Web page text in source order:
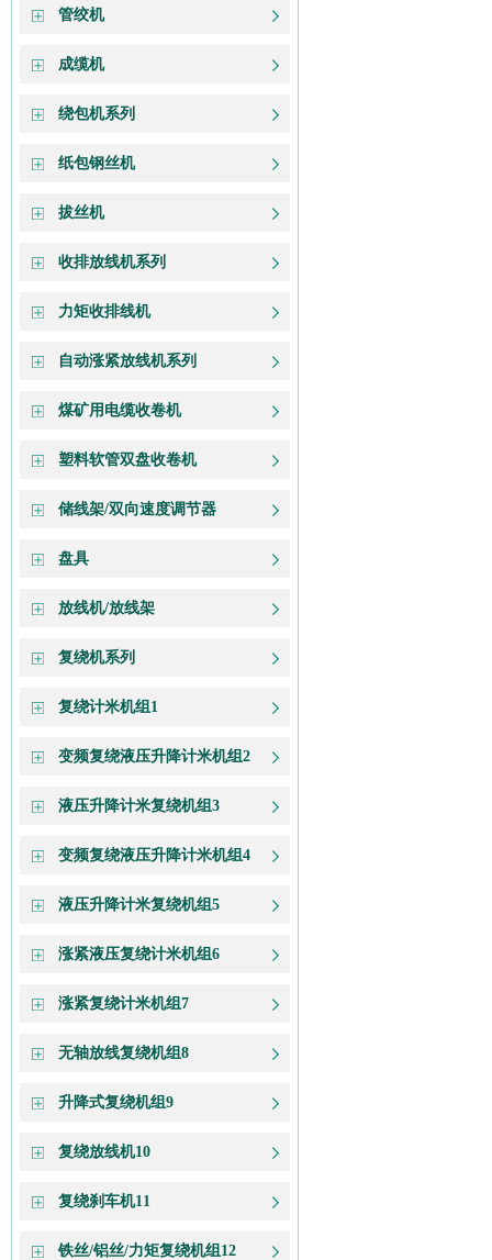
管绞机
成缆机
绕包机系列
纸包钢丝机
拔丝机
收排放线机系列
力矩收排线机
自动涨紧放线机系列
煤矿用电缆收卷机
塑料软管双盘收卷机
储线架/双向速度调节器
盘具
放线机/放线架
复绕机系列
复绕计米机组1
变频复绕液压升降计米机组2
液压升降计米复绕机组3
变频复绕液压升降计米机组4
液压升降计米复绕机组5
涨紧液压复绕计米机组6
涨紧复绕计米机组7
无轴放线复绕机组8
升降式复绕机组9
复绕放线机10
复绕刹车机11
铁丝/铝丝/力矩复绕机组12